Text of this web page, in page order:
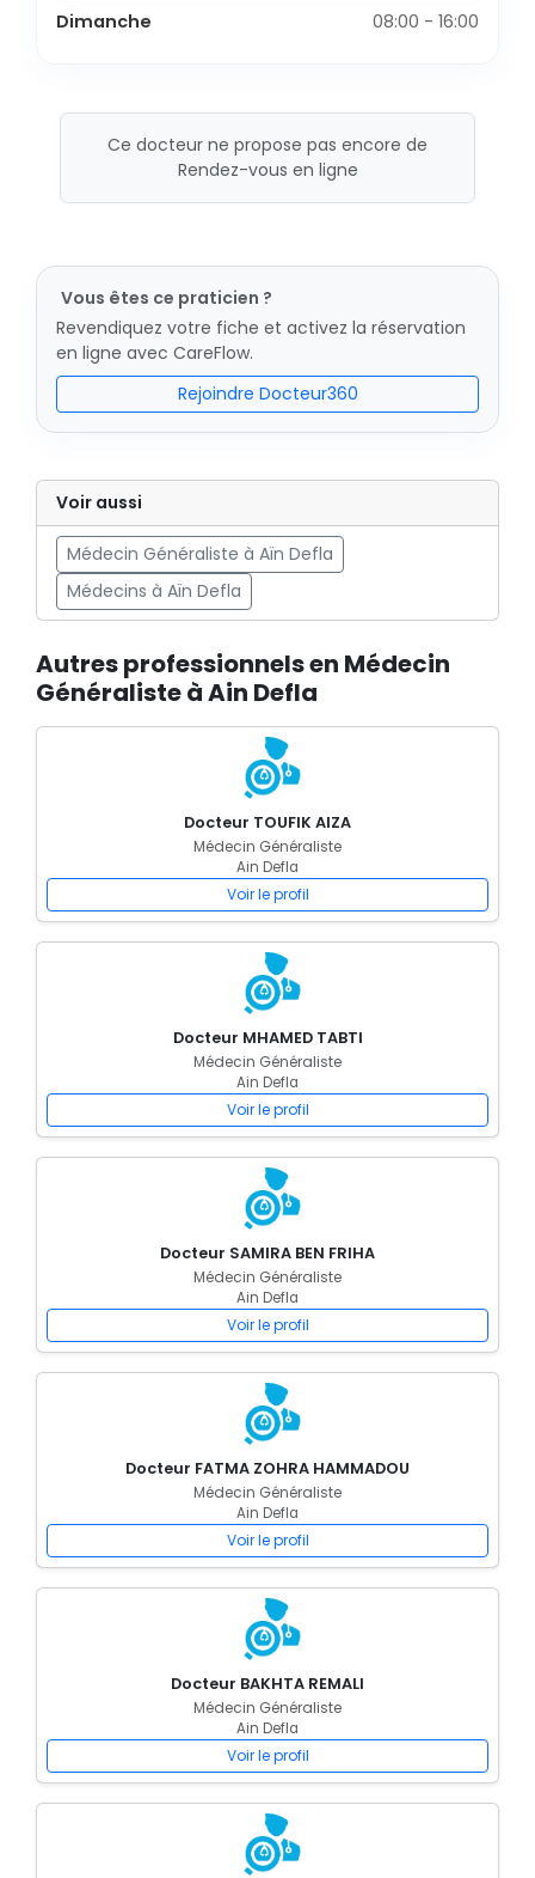
Dimanche
08:00 - 16:00
Ce docteur ne propose pas encore de
Rendez-vous en ligne
Vous êtes ce praticien ?
Revendiquez votre fiche et activez la réservation
en ligne avec CareFlow.
Rejoindre Docteur360
Voir aussi
Médecin Généraliste à Aïn Defla
Médecins à Aïn Defla
Autres professionnels en Médecin
Généraliste à Ain Defla
Docteur TOUFIK AIZA
Médecin Généraliste
Ain Defla
Voir le profil
Docteur MHAMED TABTI
Médecin Généraliste
Ain Defla
Voir le profil
Docteur SAMIRA BEN FRIHA
Médecin Généraliste
Ain Defla
Voir le profil
Docteur FATMA ZOHRA HAMMADOU
Médecin Généraliste
Ain Defla
Voir le profil
Docteur BAKHTA REMALI
Médecin Généraliste
Ain Defla
Voir le profil